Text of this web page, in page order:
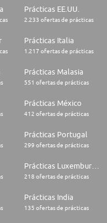
Prácticas EE.UU.
2.233 ofertas de prácticas
Prácticas Italia
1.217 ofertas de prácticas
Prácticas Malasia
551 ofertas de prácticas
Prácticas México
412 ofertas de prácticas
Prácticas Portugal
299 ofertas de prácticas
Prácticas Luxemburgo
218 ofertas de prácticas
Prácticas India
135 ofertas de prácticas